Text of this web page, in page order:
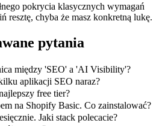
pokrycia klasycznych wymagań
resztę, chyba że masz konkretną lukę.
pytania
między 'SEO' a 'AI Visibility'?
aplikacji SEO naraz?
free tier?
na Shopify Basic. Co zainstalować?
Jaki stack polecacie?